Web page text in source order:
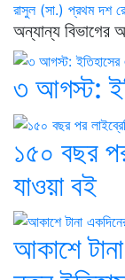
রাসুল (সা.) প্রথম দশ
অন্যান্য বিভাগের
৩ আগস্ট:
১৫০ বছর
যাওয়া বই
আকাশে